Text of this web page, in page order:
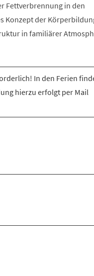
Fettverbrennung in den
Konzept der
in familiärer
In den Ferien
hierzu erfolgt per Mail